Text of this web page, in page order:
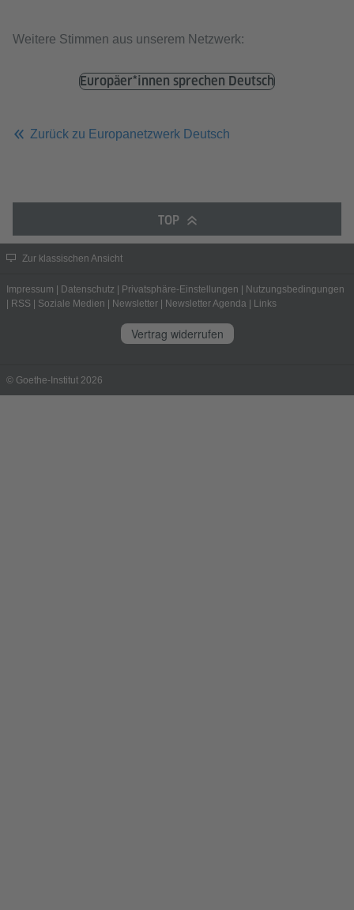
Weitere Stimmen aus unserem Netzwerk:
Europäer*innen sprechen Deutsch
Zurück zu Europanetzwerk Deutsch
TOP
Zur klassischen Ansicht
Impressum Datenschutz Privatsphäre-Einstellungen
Nutzungsbedingungen
RSS Soziale Medien Newsletter Newsletter Agenda Links
Vertrag widerrufen
© Goethe-Institut 2026